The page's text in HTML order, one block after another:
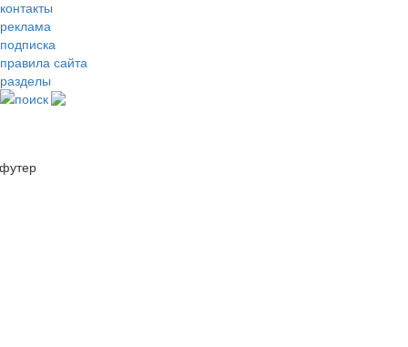
контакты
реклама
подписка
правила сайта
разделы
поиск
футер